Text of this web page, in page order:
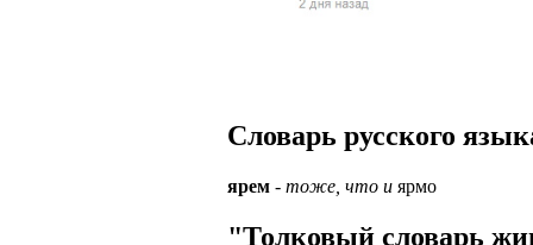
надежность и
ВНИМАНИЕ: Мы
имеет права
Варианты: 1)
Авто находится
Никаких % и
Гибкий
Словарь русского
ярем - тоже, что и ярмо
"Толковый словарь